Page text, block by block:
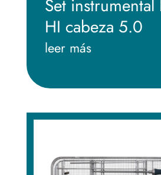
Set instrumental
HI cabeza 5.0
leer más